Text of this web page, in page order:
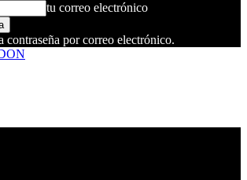
tu correo electrónico
contraseña por correo electrónico.